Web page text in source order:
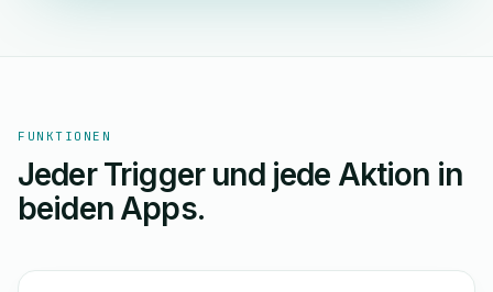
FUNKTIONEN
Jeder Trigger und jede Aktion in
beiden Apps.